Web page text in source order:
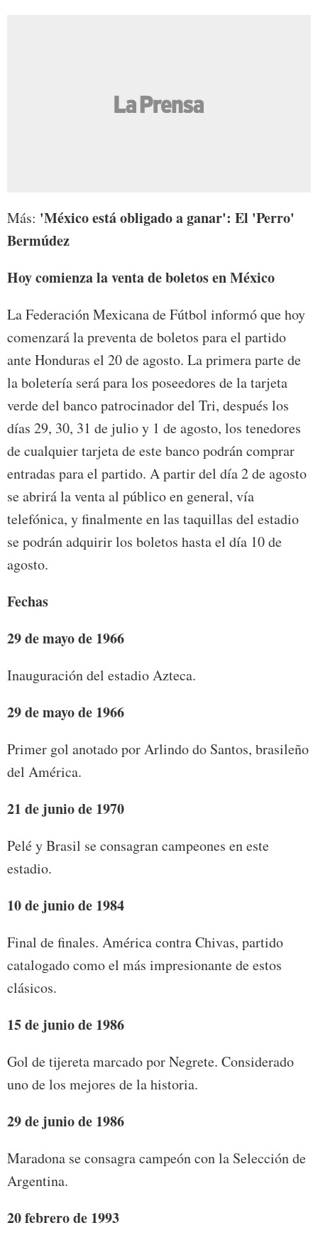
Más: 'México está obligado a ganar': El 'Perro'
Bermúdez
Hoy comienza la venta de boletos en México
La Federación Mexicana de Fútbol informó que hoy
comenzará la preventa de boletos para el partido
ante Honduras el 20 de agosto. La primera parte de
la boletería será para los poseedores de la tarjeta
verde del banco patrocinador del Tri, después los
días 29, 30, 31 de julio y 1 de agosto, los tenedores
de cualquier tarjeta de este banco podrán comprar
entradas para el partido. A partir del día 2 de agosto
se abrirá la venta al público en general, vía
telefónica, y finalmente en las taquillas del estadio
se podrán adquirir los boletos hasta el día 10 de
agosto.
Fechas
29 de mayo de 1966
Inauguración del estadio Azteca.
29 de mayo de 1966
Primer gol anotado por Arlindo do Santos, brasileño
del América.
21 de juniode 1970
Pelé y Brasil se consagran campeones en este
estadio.
10 de junio de 1984
Final de finales. América contra Chivas, partido
catalogado como el más impresionante de estos
clásicos.
15 de juniode 1986
Gol de tijereta marcado por Negrete. Considerado
uno de los mejores de la historia.
29 de juniode 1986
Maradona se consagra campeón con la Selección de
Argentina.
20 febrero de 1993